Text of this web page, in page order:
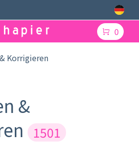
0
Korrigieren
&
1501